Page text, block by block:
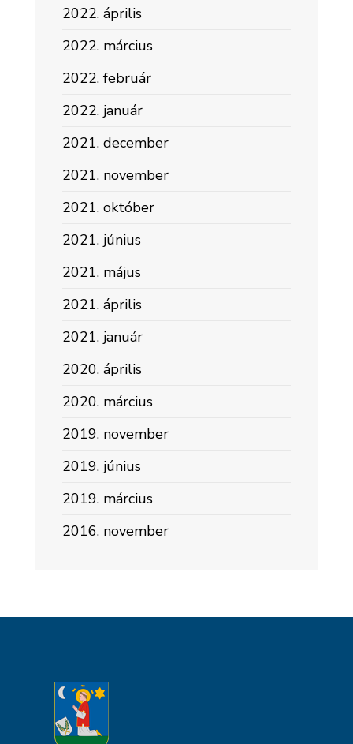
2022. április
2022. március
2022. február
2022. január
2021. december
2021. november
2021. október
2021. június
2021. május
2021. április
2021. január
2020. április
2020. március
2019. november
2019. június
2019. március
2016. november